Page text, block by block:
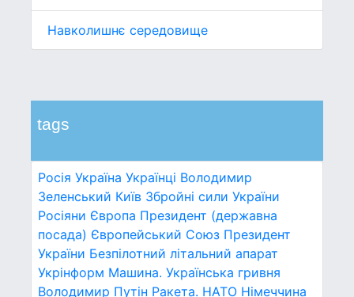
Навколишнє середовище
tags
Росія Україна Українці Володимир
Зеленський Київ Збройні сили України
Росіяни Європа Президент (державна
посада) Європейський Союз Президент
України Безпілотний літальний апарат
Укрінформ Машина. Українська гривня
Володимир Путін Ракета. НАТО Німеччина